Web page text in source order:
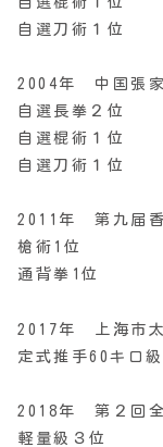
自選刀術１位
2004年 中国張
自選長拳２位
自選棍術１位
自選刀術１位
2011年 第九届香
槍術1位
通背拳1位
2017年 上海市
定式推手60キロ
2018年 第２回
軽量級３位